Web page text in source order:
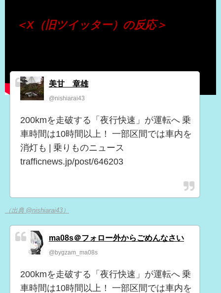
＜X（旧ツイッター）の反応＞
美甘 章雄
@nishiarai43
200kmを走破する「夜行快速」が運転へ 乗
車時間は10時間以上！ 一部区間では車内を
消灯も | 乗りものニュース
trafficnews.jp/post/646203
（出典 @nishiarai43）
ma08s＠フォロー外からごめんなさい
@bygzam_ma08s
200kmを走破する「夜行快速」が運転へ 乗
車時間は10時間以上！ 一部区間では車内を